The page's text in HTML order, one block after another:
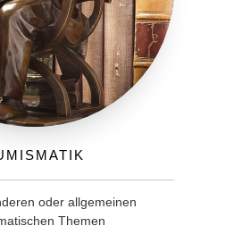
oder allgemeinen
Themen